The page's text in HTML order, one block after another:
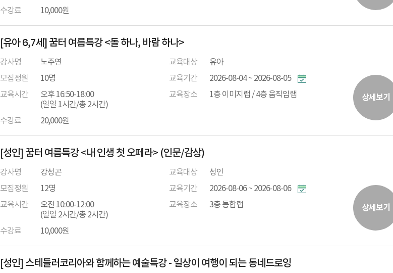
수강료 10,000원
[유아 6,7세] 꿈터 여름특강 <돌 하나, 바람 하나>
강사명 노주연 교육대상
유아
모집정원
10명 교육기간
2026-08-04 ~ 2026-08-05
교육시간
오후 16:50-18:00
(일일 1시간/총 2시간)
교육장소 1층 이미지랩 / 4층 움직임랩
수강료 20,000원
상세보기
[성인] 꿈터 여름특강 <내 인생 첫 오페라> (인문/감상)
강사명 강성곤 교육대상
성인
모집정원
12명 교육기간
2026-08-06 ~ 2026-08-06
교육시간
오전 10:00-12:00
(일일 2시간/총 2시간)
교육장소 3층 통합랩
수강료 10,000원
상세보기
[성인] 스테들러코리아와 함께하는 예술특강 - 일상이 여행이 되는 동네드로잉